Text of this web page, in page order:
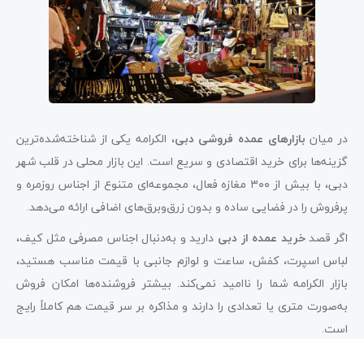
در میان بازارهای عمده فروشی دبی، الکرامه یکی از شناخته‌شده‌ترین
گزینه‌ها برای خرید اقتصادی و سریع است. این بازار محلی در قلب شهر
دبی، با بیش از ۳۰۰ مغازه فعال، مجموعه‌ای متنوع از اجناس روزمره و
پرفروش را در فضایی ساده و بدون زرق‌وبرق‌های اضافی ارائه می‌دهد.
اگر قصدخرید عمده از دبی دارید و به‌دنبال اجناس مصرفی مثل کیف،
لباس اسپرت، کفش، ساعت و لوازم جانبی با قیمت مناسب هستید،
بازار الکرامه شما را ناامید نمی‌کند. بیشتر فروشنده‌ها امکان فروش
به‌صورت متری یا تعدادی را دارند و مذاکره بر سر قیمت هم کاملاً رایج
است.